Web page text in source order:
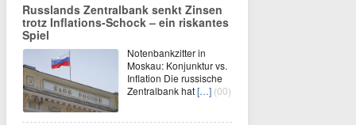
Russlands Zentralbank senkt Zinsen
trotz Inflations-Schock – ein riskantes
Spiel
Notenbankzitter in
Moskau: Konjunktur vs.
Inflation Die russische
Zentralbank hat[…] (00)